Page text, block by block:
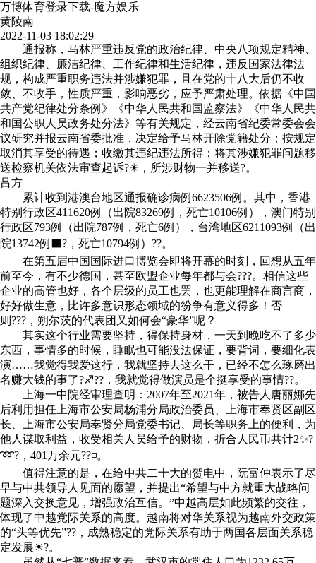
万博体育登录下载-魔方娱乐
黄陵南
2022-11-03 18:02:29
通报称，马林严重违反党的政治纪律、中央八项规定精神、
组织纪律、廉洁纪律、工作纪律和生活纪律，违反国家法律法
规，构成严重职务违法并涉嫌犯罪，且在党的十八大后仍不收
敛、不收手，性质严重，影响恶劣，应予严肃处理。依据《中国
共产党纪律处分条例》《中华人民共和国监察法》《中华人民共
和国公职人员政务处分法》等有关规定，经云南省纪委常委会会
议研究并报云南省委批准，决定给予马林开除党籍处分；按规定
取消其享受的待遇；收缴其违纪违法所得；将其涉嫌犯罪问题移
送检察机关依法审查起诉?☀，所涉财物一并移送?。
吕方
累计收到港澳台地区通报确诊病例 6623506例。其中，香港
特别行政区411620例（出院83269例，死亡10106例），澳门特别
行政区793例（出院787例，死亡6例），台湾地区6211093例（出
院13742例⬛?，死亡10794例）??。
在第五届中国国际进口博览会即将开幕的时刻，回想从五年
前至今，有不少德国，甚至欧盟企业每年都与会???。相信这些
企业的高管也好，各个层级的员工也罢，也更能理解在商言商，
好好做生意，比许多意识形态领域的纷争有意义得多！否
则???，朔尔茨的代表团又如何会“豪华”呢？
其实这个行业需要坚持，得保持身材，一天到晚吃不了多少
东西，事情多的时候，睡眠也可能没法保证，要背词，要细化表
演……我觉得我爱这行，我就坚持去这么干，已经不怎么琢磨出
名赚大钱的事了?♐??，我就觉得做演员是个挺享受的事情??。
上海一中院经审理查明：2007年至2021年，被告人唐丽娜先
后利用担任上海市公安局杨浦分局政治委员、上海市奉贤区副区
长、上海市公安局奉贤分局党委书记、局长等职务上的便利，为
他人谋取利益，收受相关人员给予的财物，折合人民币共计2✨?
➿?，401万余元??◽。
值得注意的是，在给中共二十大的贺电中，阮富仲表示了尽
早与中共领导人见面的愿望，并提出“希望与中方就重大战略问
题深入交换意见，增强政治互信。”中越高层如此频繁的交往，
体现了中越党际关系的高度。越南将对华关系视为越南外交政策
的“头等优先”??，成熟稳定的党际关系有助于两国各层面关系稳
定发展☀?。